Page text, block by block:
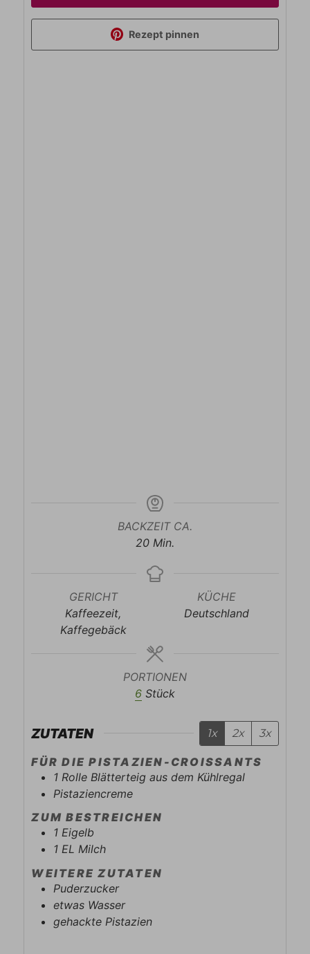
Rezept pinnen
BACKZEIT CA.
20Minuten
Min.
GERICHT
Kaffeezeit,
Kaffegebäck
KÜCHE
Deutschland
PORTIONEN
6 Stück
ZUTATEN 1x 2x 3x
FÜR DIE PISTAZIEN-CROISSANTS
1 Rolle Blätterteig aus dem Kühlregal
Pistaziencreme
ZUM BESTREICHEN
1 Eigelb
1 EL Milch
WEITERE ZUTATEN
Puderzucker
etwas Wasser
gehackte Pistazien